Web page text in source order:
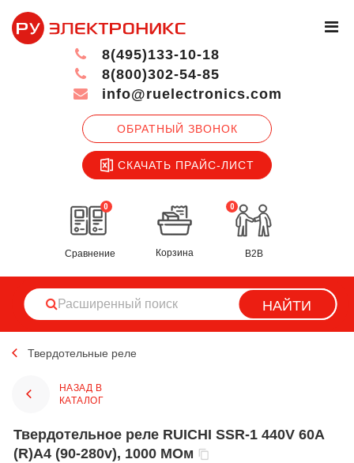
ОБРАТНЫЙ ЗВОНОК
СКАЧАТЬ ПРАЙС-ЛИСТ
8(495)133-10-18
8(800)302-54-85
info@ruelectronics.com
0
Сравнение
0
Корзина B2B
НАЙТИ
Твердотельные реле
НАЗАД В
КАТАЛОГ
Твердотельное реле RUICHI SSR-1 440V 60A
(R)A4 (90-280v), 1000 МОм